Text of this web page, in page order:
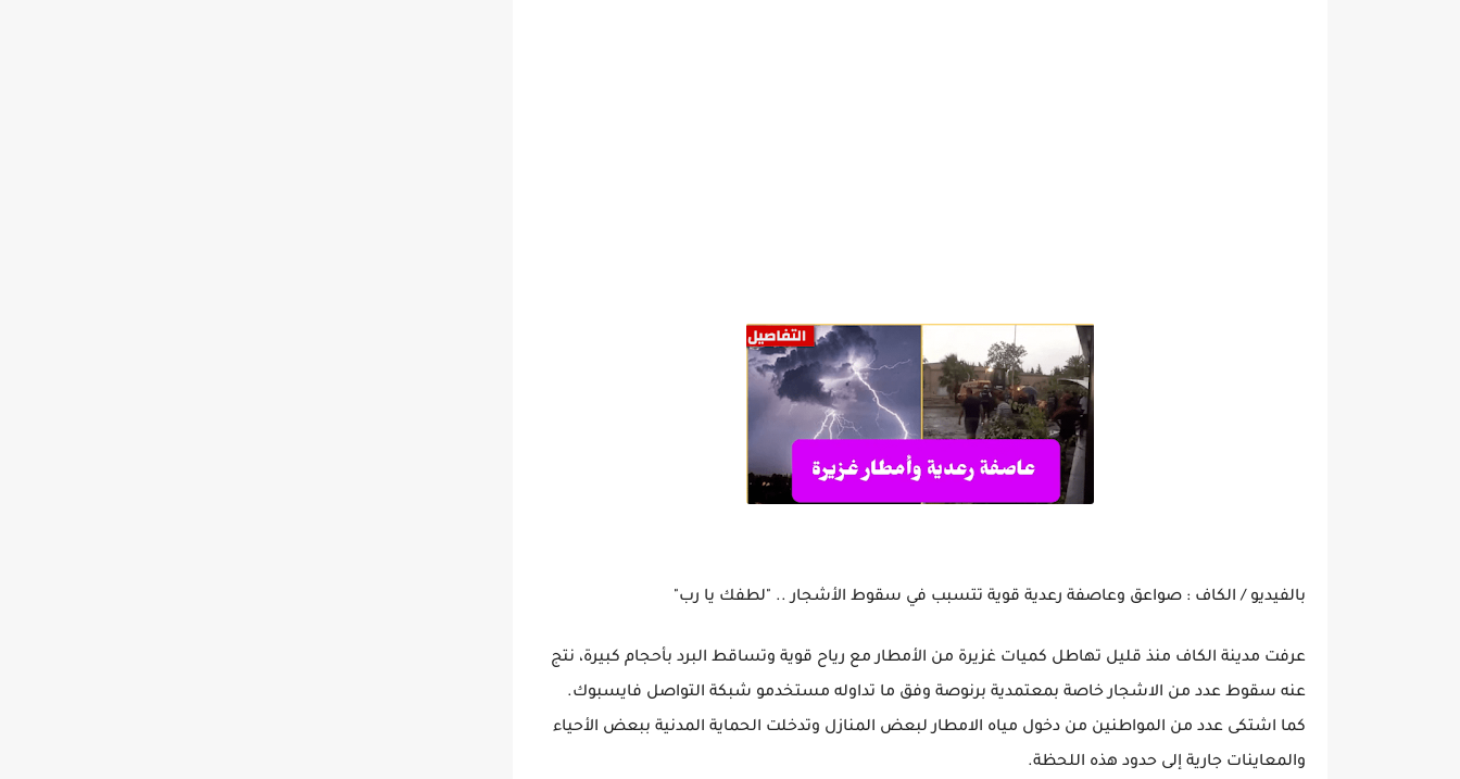
بالفيديو / الكاف : صواعق وعاصفة رعدية قوية تتسبب في سقوط الأشجار .. "لطفك يا رب"
عرفت مدينة الكاف منذ قليل تهاطل كميات غزيرة من الأمطار مع رياح قوية وتساقط البرد بأحجام كبيرة، نتج
عنه سقوط عدد من الاشجار خاصة بمعتمدية برنوصة وفق ما تداوله مستخدمو شبكة التواصل فايسبوك.
كما اشتكى عدد من المواطنين من دخول مياه الامطار لبعض المنازل وتدخلت الحماية المدنية ببعض الأحياء
والمعاينات جارية إلى حدود هذه اللحظة.